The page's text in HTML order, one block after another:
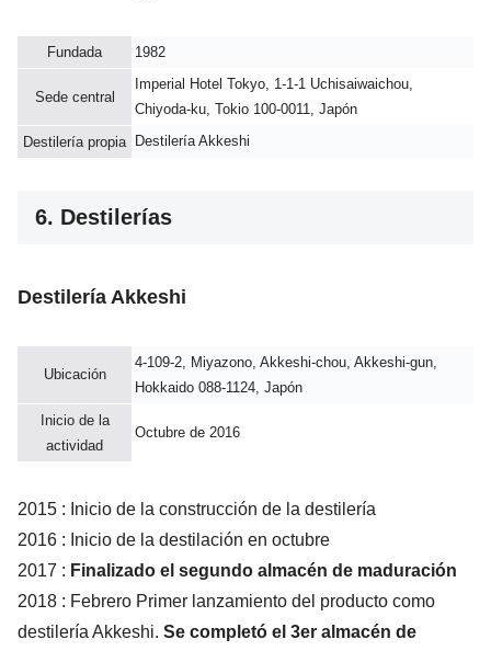
Fundada 1982
Sede central
Imperial Hotel Tokyo, 1-1-1 Uchisaiwaichou,
Chiyoda-ku, Tokio 100-0011, Japón
Destilería propia
Destilería Akkeshi
6. Destilerías
Destilería Akkeshi
Ubicación
4-109-2, Miyazono, Akkeshi-chou, Akkeshi-gun,
Hokkaido 088-1124, Japón
Inicio de la
actividad
Octubre de 2016
2015 : Inicio de la construcción de la destilería
2016 : Inicio de la destilación en octubre
2017 : Finalizado el segundo almacén de maduración
2018 : Febrero Primer lanzamiento del producto como
destilería Akkeshi. Se completó el 3er almacén de